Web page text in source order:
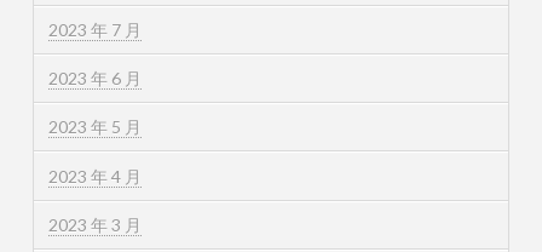
2023 年 7 月
2023 年 6 月
2023 年 5 月
2023 年 4 月
2023 年 3 月